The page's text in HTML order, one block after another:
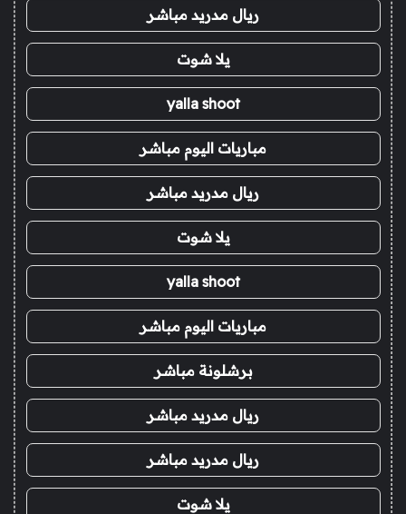
ريال مدريد مباشر
يلا شوت
yalla shoot
مباريات اليوم مباشر
ريال مدريد مباشر
يلا شوت
yalla shoot
مباريات اليوم مباشر
برشلونة مباشر
ريال مدريد مباشر
ريال مدريد مباشر
يلا شوت